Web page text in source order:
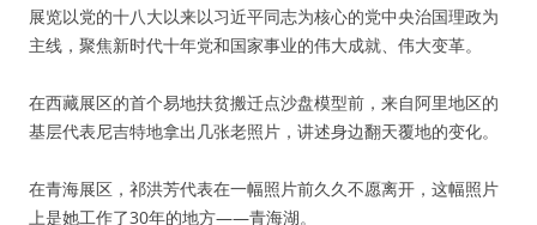
展览以党的十八大以来以习近平同志为核心的党中央治国理政为
主线，聚焦新时代十年党和国家事业的伟大成就、伟大变革。
在西藏展区的首个易地扶贫搬迁点沙盘模型前，来自阿里地区的
基层代表尼吉特地拿出几张老照片，讲述身边翻天覆地的变化。
在青海展区，祁洪芳代表在一幅照片前久久不愿离开，这幅照片
上是她工作了30年的地方——青海湖。